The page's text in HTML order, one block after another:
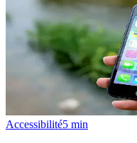
Accessibilité5 min